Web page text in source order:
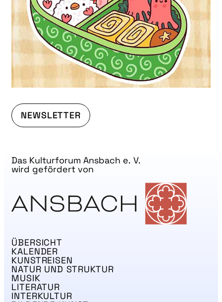
NEWSLETTER
ÜBERSICHT
KALENDER
KUNSTREISEN
NATUR UND STRUKTUR
MUSIK
LITERATUR
INTERKULTUR
Das Kulturforum Ansbach e. V.
wird gefördert von